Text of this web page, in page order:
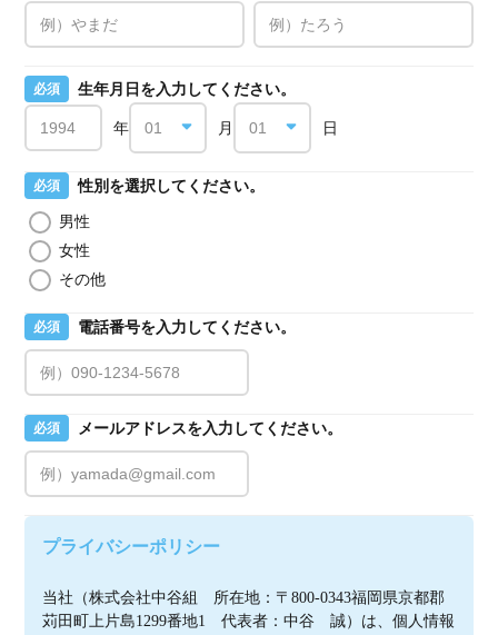
必須 生年月日を入力してください。
年 月 日
必須
性別を選択してください。
男性
女性
その他
必須 電話番号を入力してください。
必須 メールアドレスを入力してください。
プライバシーポリシー
当社（株式会社中谷組　所在地：〒800-0343福岡県京都郡
苅田町上片島1299番地1　代表者：中谷　誠）は、個人情報